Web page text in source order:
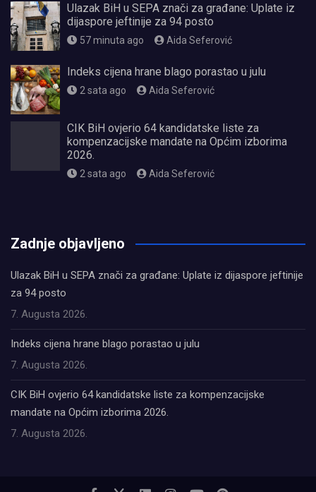
Ulazak BiH u SEPA znači za građane: Uplate iz
dijaspore jeftinije za 94 posto
57 minuta ago Aida Seferović
Indeks cijena hrane blago porastao u julu
2 sata ago Aida Seferović
CIK BiH ovjerio 64 kandidatske liste za
kompenzacijske mandate na Općim izborima
2026.
2 sata ago Aida Seferović
Zadnje objavljeno
Ulazak BiH u SEPA znači za građane: Uplate iz dijaspore jeftinije
za 94 posto
7. Augusta 2026.
Indeks cijena hrane blago porastao u julu
7. Augusta 2026.
CIK BiH ovjerio 64 kandidatske liste za kompenzacijske
mandate na Općim izborima 2026.
7. Augusta 2026.